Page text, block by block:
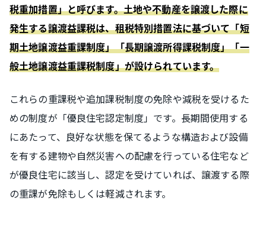
税重加措置」と呼びます。土地や不動産を譲渡した際に
発生する譲渡益課税は、租税特別措置法に基づいて「短
期土地譲渡益重課制度」「長期譲渡所得課税制度」「一
般土地譲渡益重課税制度」が設けられています。
これらの重課税や追加課税制度の免除や減税を受けるた
めの制度が「優良住宅認定制度」です。長期間使用する
にあたって、良好な状態を保てるような構造および設備
を有する建物や自然災害への配慮を行っている住宅など
が優良住宅に該当し、認定を受けていれば、譲渡する際
の重課が免除もしくは軽減されます。